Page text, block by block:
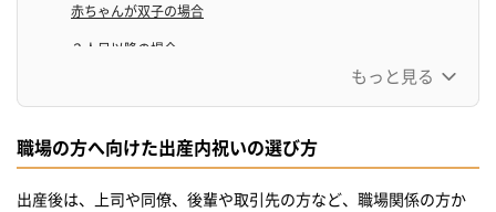
もっと見る
赤ちゃんが双子の場合
２人目以降の場合
お礼状の構成
出産内祝いにタブーなギフトとは？
職場の方へ向けた出産内祝いの選び方
出産後は、上司や同僚、後輩や取引先の方など、職場関係の方か